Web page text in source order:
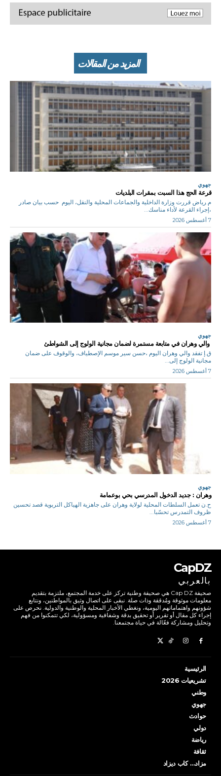
المزيد من المقالات
جهوي
قرعة الحج هذا السبت بمقرات البلديات
م.رياض قررت وزارة الداخلية والجماعات المحلية والنقل، اليوم حسب بيان صادر
،إجراء القرعة لأداء مناسك...
7 أغسطس 2026
جهوي
والي وهران في متابعة مستمرة لضمان مجانية الولوج إلى الشواطئ
ق.إ تفقد والي وهران اليوم ،حسن سير موسم الإصطياف، والوقوف على ضمان
مجانية الولوج إلى...
7 أغسطس 2026
جهوي
وهران : جديد الدخول المدرسي بحي بوعمامة
ح.ن تعمل السلطات المحلية لولاية وهران على جاهزية الهياكل التربوية قصد تحسين
ظروف التمدرس تحسّبا...
7 أغسطس 2026
CapDZ
بالعربي
صحيفة Cap DZ هي صحيفة وطنية تركز على خدمة المجتمع، ملتزمة بتقديم
معلومات موثوقة ومُدققة وذات صلة. نبقى على اتصال وثيق بالمواطنين، ونتابع
شؤونهم واهتماماتهم اليومية، ونغطي الأخبار المحلية والوطنية والدولية. نحرص على
إجراء كل مقال أو تقرير أو تحقيق بدقة وشفافية ومسؤولية، لكي تتمكنوا من فهم
وتحليل ومشاركة فعّالة في حياة مجتمعنا.
الرئيسية
تشريعيات 2026
وطني
جهوي
حوادث
دولي
رياضة
ثقافة
مزاد… كاب ديزاد